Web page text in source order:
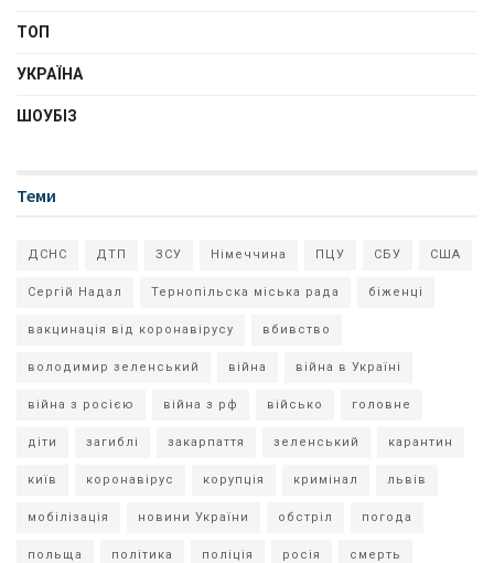
ТОП
УКРАЇНА
ШОУБІЗ
Теми
ДСНС ДТП ЗСУ Німеччина ПЦУ СБУ США
Сергій Надал Тернопільска міська рада біженці
вакцинація від коронавірусу вбивство
володимир зеленський війна війна в Україні
війна з росією війна з рф військо головне
діти загиблі закарпаття зеленський карантин
київ коронавірус корупція кримінал львів
мобілізація новини України обстріл погода
польща політика поліція росія смерть